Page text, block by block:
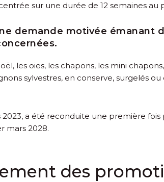
sur une durée de 12 semaines au
demande motivée émanant
les oies, les chapons, les mini
sylvestres, en conserve, surgelés
2023, a été reconduite une première
mars 2028.
des